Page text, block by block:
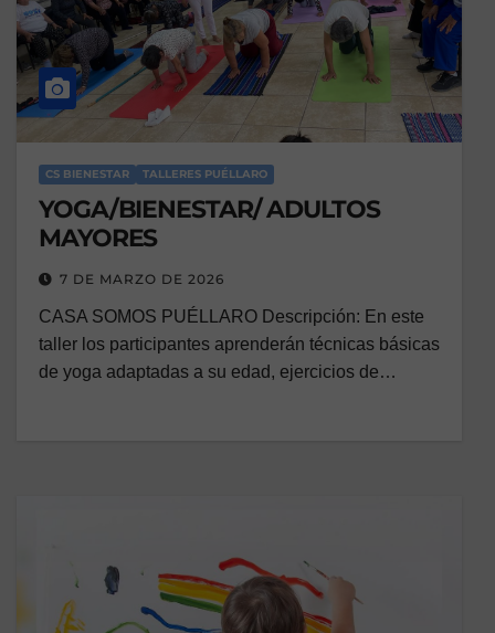
CS BIENESTAR TALLERES PUÉLLARO
YOGA/BIENESTAR/ ADULTOS
MAYORES
7 DE MARZO DE 2026
CASA SOMOS PUÉLLARO Descripción: En este
taller los participantes aprenderán técnicas básicas
de yoga adaptadas a su edad, ejercicios de…